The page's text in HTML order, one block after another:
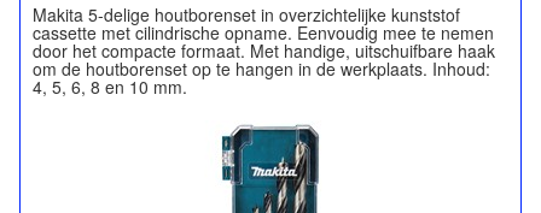
Makita 5-delige houtborenset in overzichtelijke kunststof
cassette met cilindrische opname. Eenvoudig mee te nemen
door het compacte formaat. Met handige, uitschuifbare haak
om de houtborenset op te hangen in de werkplaats. Inhoud: